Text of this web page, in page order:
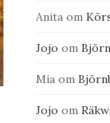
Anitaom
Jojo om
Miaom
Jojo om